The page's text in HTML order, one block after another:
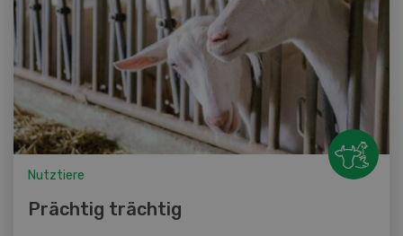
Nutztiere
Prächtig trächtig